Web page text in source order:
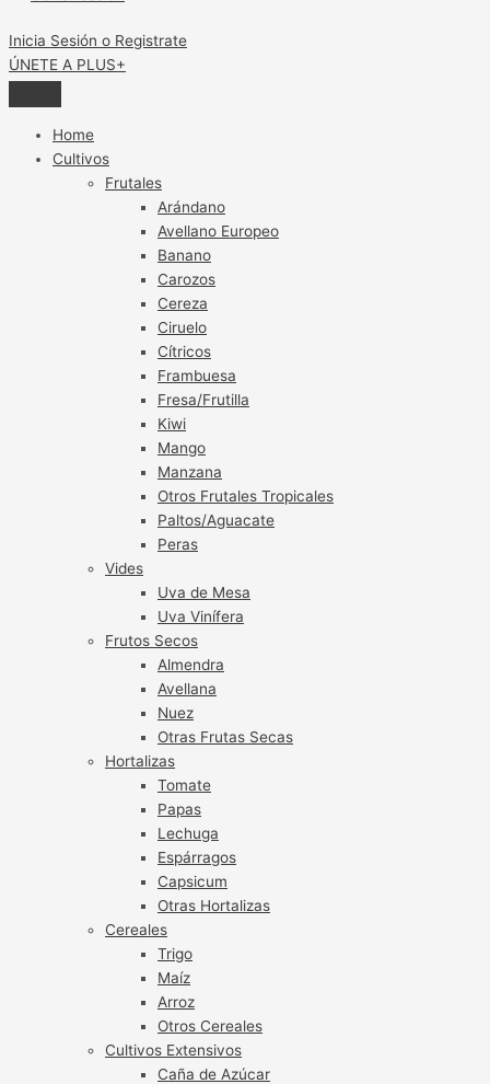
Inicia Sesión o Registrate
ÚNETE A PLUS+
Home
Cultivos
Frutales
Arándano
Avellano Europeo
Banano
Carozos
Cereza
Ciruelo
Cítricos
Frambuesa
Fresa/Frutilla
Kiwi
Mango
Manzana
Otros Frutales Tropicales
Paltos/Aguacate
Peras
Vides
Uva de Mesa
Uva Vinífera
Frutos Secos
Almendra
Avellana
Nuez
Otras Frutas Secas
Hortalizas
Tomate
Papas
Lechuga
Espárragos
Capsicum
Otras Hortalizas
Cereales
Trigo
Maíz
Arroz
Otros Cereales
Cultivos Extensivos
Caña de Azúcar